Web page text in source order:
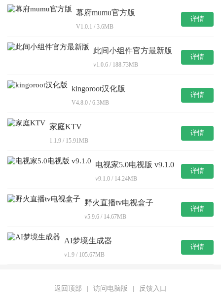
幕府mumu官方版
V1.0.1 / 3.6MB
详情
此间小组件官方最新版
v1.0.6 / 188.73MB
详情
kingoroot汉化版
V4.8.0 / 6.3MB
详情
家庭KTV
1.1.9 / 15.91MB
详情
电视家5.0电视版 v9.1.0
v9.1.0 / 14.24MB
详情
野火直播tv电视盒子
v5.9.6 / 14.67MB
详情
AI梦境生成器
v1.9 / 105.67MB
详情
返回顶部 访问电脑版 反馈入口